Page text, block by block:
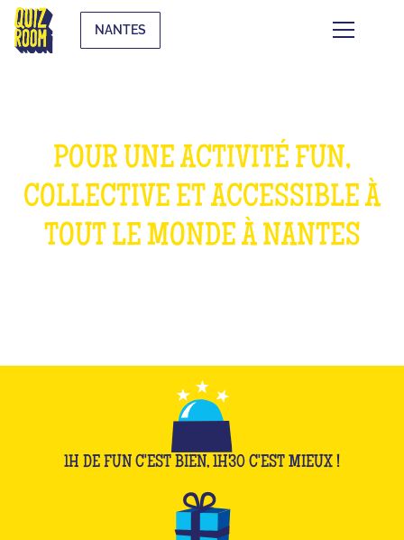
NANTES
POUR UNE ACTIVITÉ FUN,
COLLECTIVE ET ACCESSIBLE À
TOUT LE MONDE À NANTES
1H DE FUN C'EST BIEN, 1H30 C'EST MIEUX !